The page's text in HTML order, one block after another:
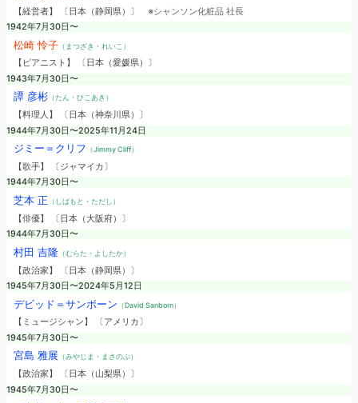
【経営者】 〔日本（静岡県）〕 ※シャンソン化粧品 社長
1942年7月30日〜
松崎 怜子（まつざき・れいこ）
【ピアニスト】 〔日本（愛媛県）〕
1943年7月30日〜
譚 彦彬（たん・ひこあき）
【料理人】 〔日本（神奈川県）〕
1944年7月30日〜2025年11月24日
ジミー＝クリフ （Jimmy Cliff）
【歌手】 〔ジャマイカ〕
1944年7月30日〜
芝本 正 （しばもと・ただし）
【俳優】 〔日本（大阪府）〕
1944年7月30日〜
村田 吉隆（むらた・よしたか）
【政治家】 〔日本（静岡県）〕
1945年7月30日〜2024年5月12日
デビッド＝サンボーン （David Sanborn）
【ミュージシャン】 〔アメリカ〕
1945年7月30日〜
宮島 雅展 （みやじま・まさのぶ）
【政治家】 〔日本（山梨県）〕
1945年7月30日〜